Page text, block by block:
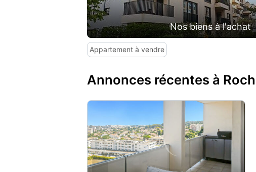
Nos biens à l'achat
Appartement à vendre
Annonces récentes à